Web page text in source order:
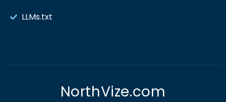
LLMs.txt
NorthVize.com